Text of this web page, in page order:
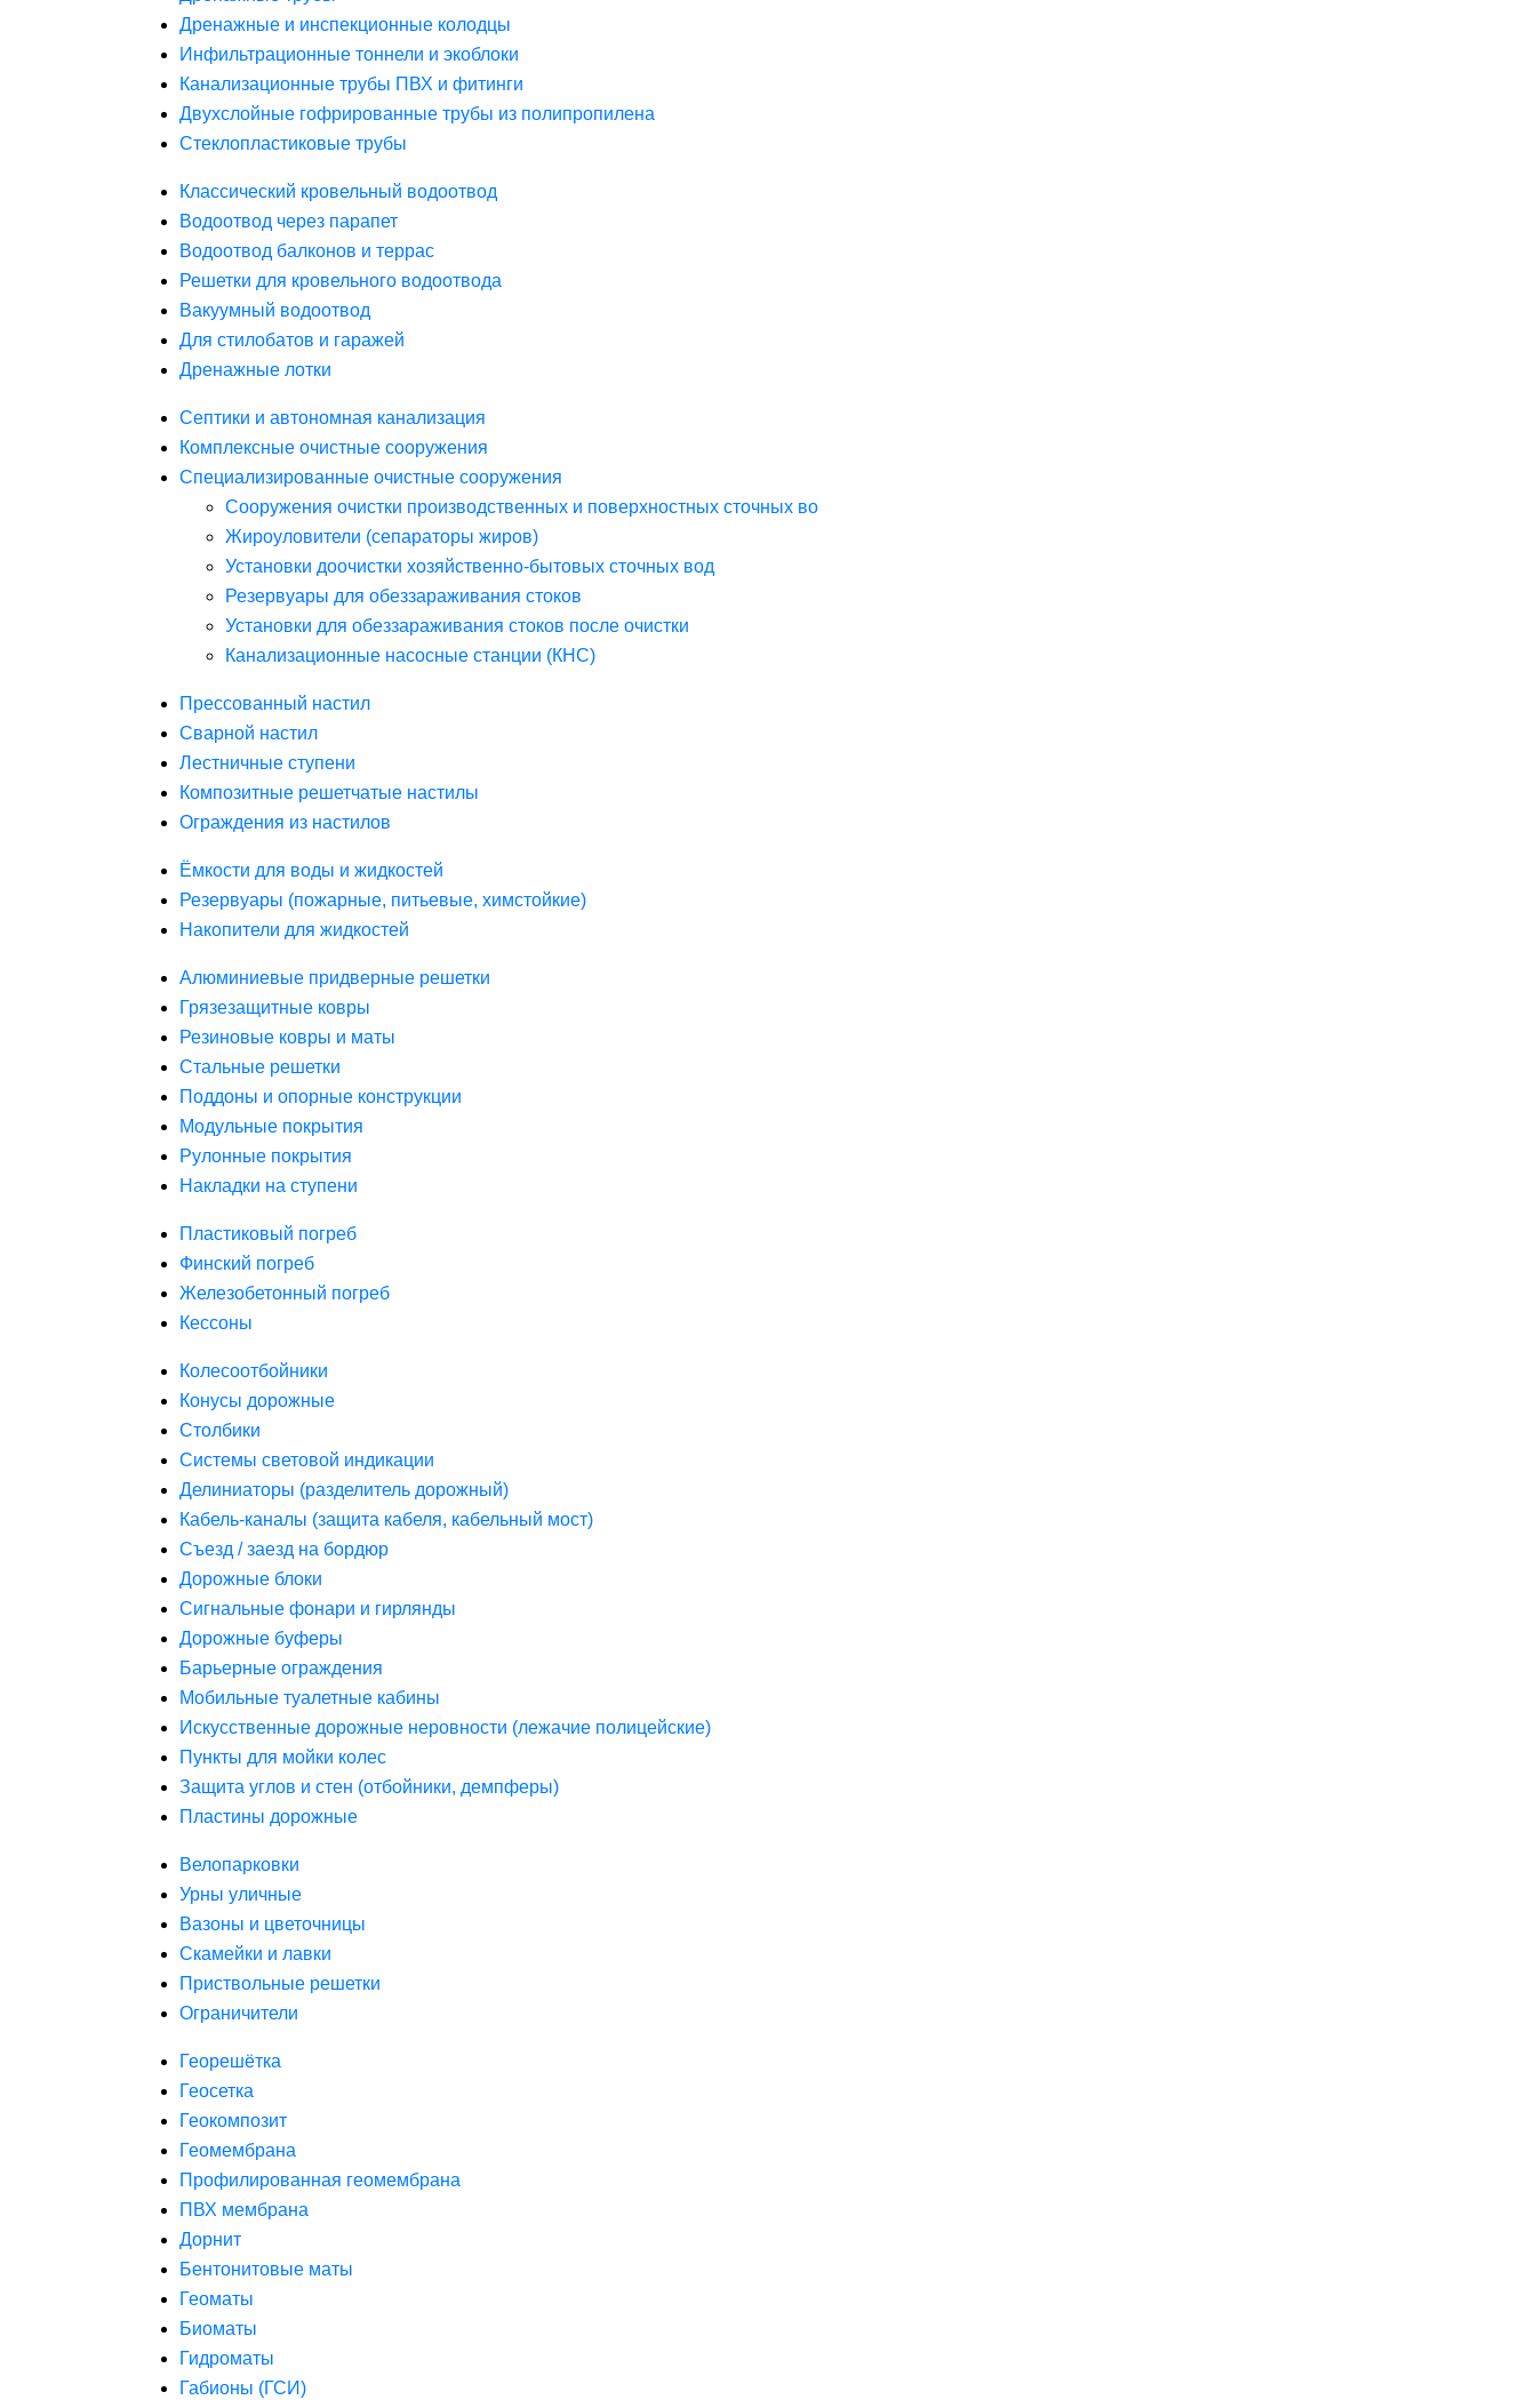
Дренажные и инспекционные колодцы
Инфильтрационные тоннели и экоблоки
Канализационные трубы ПВХ и фитинги
Двухслойные гофрированные трубы из полипропилена
Стеклопластиковые трубы
Классический кровельный водоотвод
Водоотвод через парапет
Водоотвод балконов и террас
Решетки для кровельного водоотвода
Вакуумный водоотвод
Для стилобатов и гаражей
Дренажные лотки
Септики и автономная канализация
Комплексные очистные сооружения
Специализированные очистные сооружения
Сооружения очистки производственных и поверхностных сточных во
Жироуловители (сепараторы жиров)
Установки доочистки хозяйственно-бытовых сточных вод
Резервуары для обеззараживания стоков
Установки для обеззараживания стоков после очистки
Канализационные насосные станции (КНС)
Прессованный настил
Сварной настил
Лестничные ступени
Композитные решетчатые настилы
Ограждения из настилов
Ёмкости для воды и жидкостей
Резервуары (пожарные, питьевые, химстойкие)
Накопители для жидкостей
Алюминиевые придверные решетки
Грязезащитные ковры
Резиновые ковры и маты
Стальные решетки
Поддоны и опорные конструкции
Модульные покрытия
Рулонные покрытия
Накладки на ступени
Пластиковый погреб
Финский погреб
Железобетонный погреб
Кессоны
Колесоотбойники
Конусы дорожные
Столбики
Системы световой индикации
Делиниаторы (разделитель дорожный)
Кабель-каналы (защита кабеля, кабельный мост)
Съезд / заезд на бордюр
Дорожные блоки
Сигнальные фонари и гирлянды
Дорожные буферы
Барьерные ограждения
Мобильные туалетные кабины
Искусственные дорожные неровности (лежачие полицейские)
Пункты для мойки колес
Защита углов и стен (отбойники, демпферы)
Пластины дорожные
Велопарковки
Урны уличные
Вазоны и цветочницы
Скамейки и лавки
Приствольные решетки
Ограничители
Георешётка
Геосетка
Геокомпозит
Геомембрана
Профилированная геомембрана
ПВХ мембрана
Дорнит
Бентонитовые маты
Геоматы
Биоматы
Гидроматы
Габионы (ГСИ)